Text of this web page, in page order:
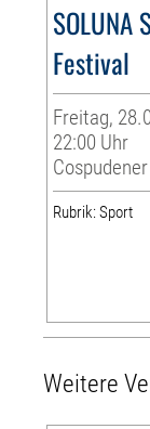
SOLUNA
Festival
Freitag,
22:00 Uhr
Rubrik: Sport
Weitere